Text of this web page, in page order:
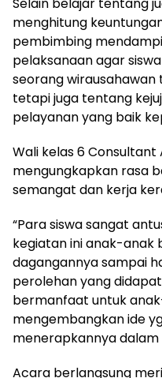
Selain belajar tentang
menghitung
pembimbing
pelaksanaan agar
seorang wirausahawan
tetapi juga tentang
pelayanan yang baik
Wali kelas 6 Consultant
mengungkapkan rasa
semangat dan kerja
“Para siswa sangat
kegiatan ini anak-anak
dagangannya sampai
perolehan yang
bermanfaat untuk
mengembangkan ide
menerapkannya dalam
Acara berlangsung